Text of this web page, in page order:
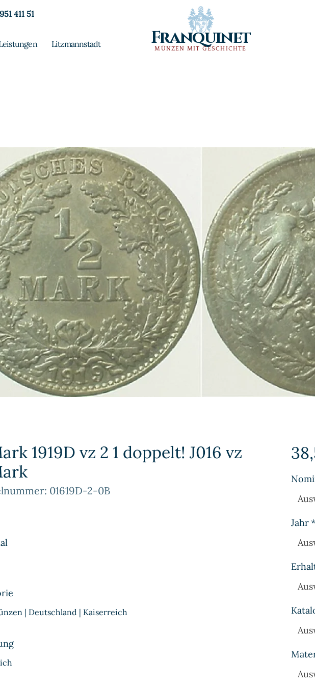
Litzmannstadt
411 51
MÜNZEN MIT GESCHICHTE
Franquinet
1919D vz 2 1 doppelt! J016 vz
01619D-2-0B
| Deutschland | Kaiserreich
Jahr*